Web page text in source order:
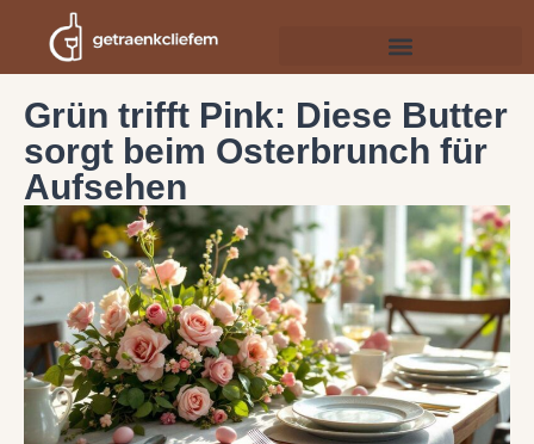
Grün trifft Pink: Diese Butter
sorgt beim Osterbrunch für
Aufsehen